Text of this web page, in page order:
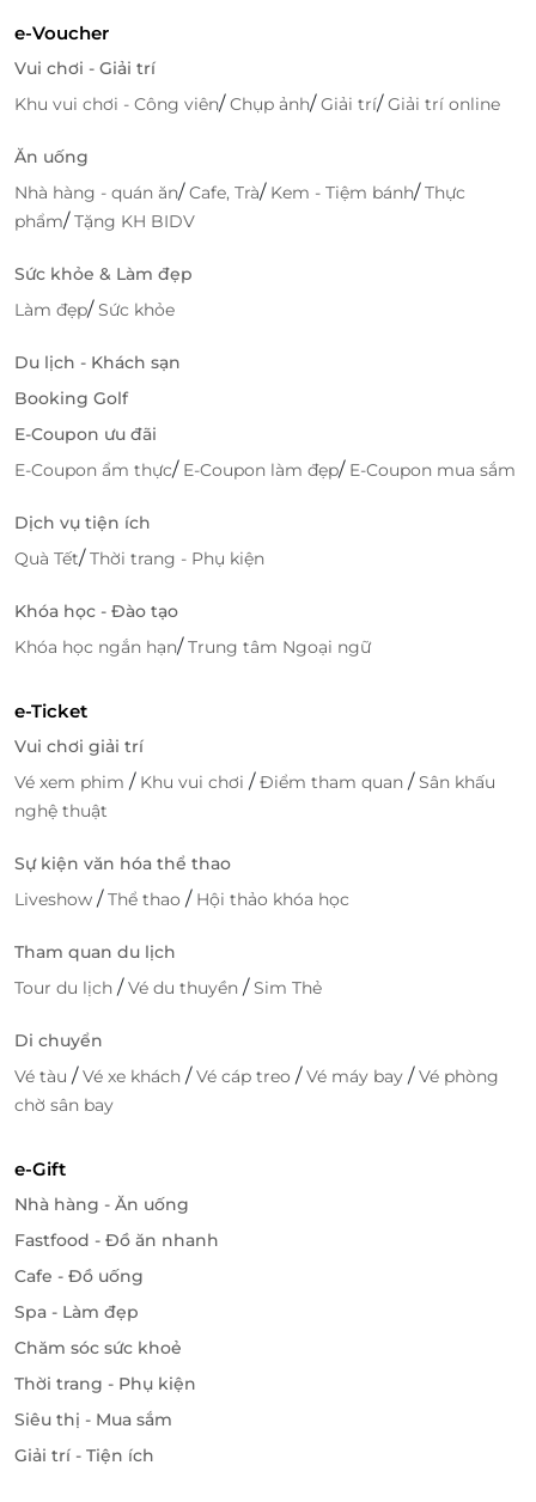
e-Voucher
Vui chơi - Giải trí
Khu vui chơi - Công viên/Chụp ảnh/Giải trí/Giải trí online
Ăn uống
Nhà hàng - quán ăn/Cafe, Trà/ Kem - Tiệm bánh/Thực
phẩm/Tặng KH BIDV
Sức khỏe & Làm đẹp
Làm đẹp/Sức khỏe
Du lịch - Khách sạn
Booking Golf
E-Coupon ưu đãi
E-Coupon ẩm thực/ E-Coupon làm đẹp/ E-Coupon mua sắm
Dịch vụ tiện ích
Quà Tết/Thời trang - Phụ kiện
Khóa học - Đào tạo
Khóa học ngắn hạn/Trung tâm Ngoại ngữ
e-Ticket
Vui chơi giải trí
Vé xem phim / Khu vui chơi /Điểm tham quan /Sân khấu
nghệ thuật
Sự kiện văn hóa thể thao
Liveshow /Thể thao / Hội thảo khóa học
Tham quan du lịch
Tour du lịch /Vé du thuyền /Sim Thẻ
Di chuyển
Vé tàu /Vé xe khách /Vé cáp treo /Vé máy bay /Vé phòng
chờ sân bay
e-Gift
Nhà hàng - Ăn uống
Fastfood - Đồ ăn nhanh
Cafe - Đồ uống
Spa - Làm đẹp
Chăm sóc sức khoẻ
Thời trang - Phụ kiện
Siêu thị - Mua sắm
Giải trí - Tiện ích